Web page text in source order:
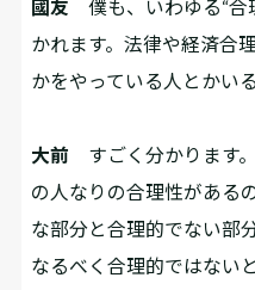
國友 僕も、いわゆる“合
かれます。法律や経済合
かをやっている人とかい
大前 すごく分かります
の人なりの合理性がある
な部分と合理的でない部
なるべく合理的ではない